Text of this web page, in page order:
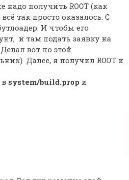
получить ROOT (как
так просто оказалось. С
И чтобы его
и там подать заявку на
Делал вот по этой
Далее, я получил ROOT и
system/build.prop и